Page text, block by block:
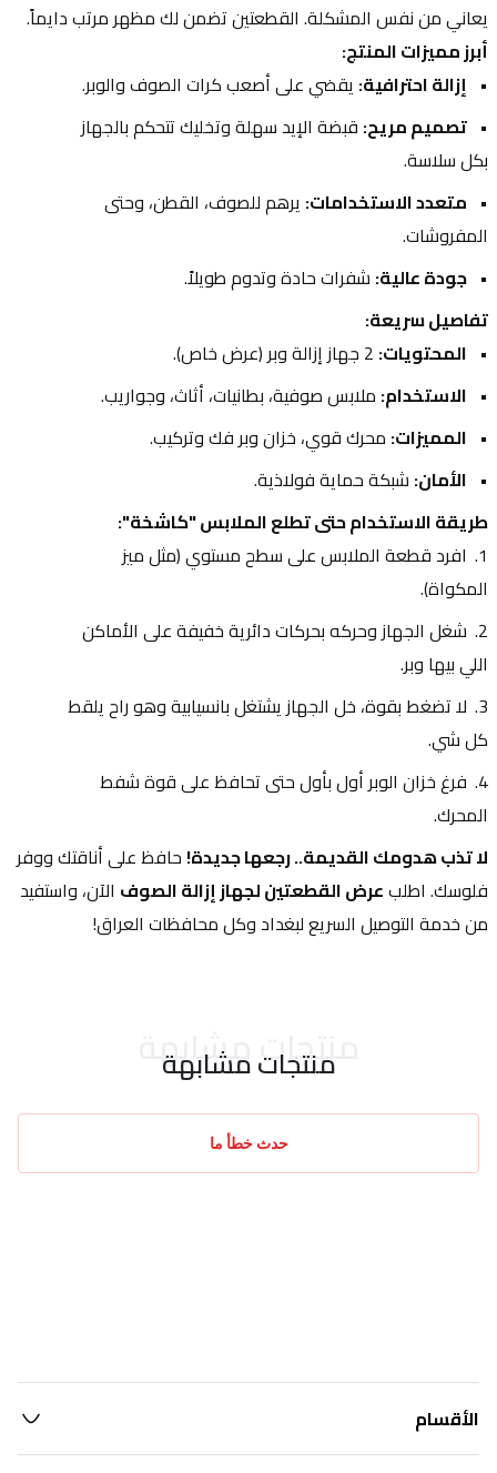
يعاني من نفس المشكلة. القطعتين تضمن لك مظهر مرتب دايماً.
أبرز مميزات المنتج:
إزالة احترافية: يقضي على أصعب كرات الصوف والوبر.
تصميم مريح:
قبضة الإيد سهلة وتخليك تتحكم بالجهاز
بكل سلاسة.
متعدد الاستخدامات:
المفروشات.
جودة عالية: شفرات حادة وتدوم طويلاً.
تفاصيل سريعة:
المحتويات:
الاستخدام: ملابس صوفية، بطانيات، أثاث، وجواريب.
المميزات: محرك قوي، خزان وبر فك وتركيب.
الأمان: شبكة حماية فولاذية.
طريقة الاستخدام حتى تطلع الملابس "كاشخة":
افرد قطعة الملابس على سطح مستوي (مثل ميز
المكواة).
اللي بيها وبر.
كل شي.
المحرك.
لا تذب هدومك القديمة.. رجعها جديدة!
حافظ على أناقتك ووفر
فلوسك. اطلب عرض القطعتين لجهاز إزالة الصوف
من خدمة التوصيل السريع لبغداد وكل محافظات العراق!
منتجات مشابهة
منتجات مشابهة
حدث خطأ ما
الأقسام